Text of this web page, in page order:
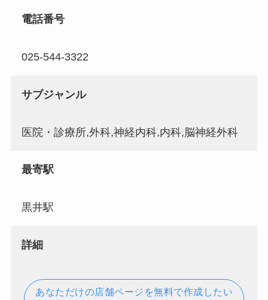
電話番号
025-544-3322
サブジャンル
医院・診療所,外科,神経内科,内科,脳神経外科
最寄駅
黒井駅
詳細
あなただけの店舗ページを無料で作成したい